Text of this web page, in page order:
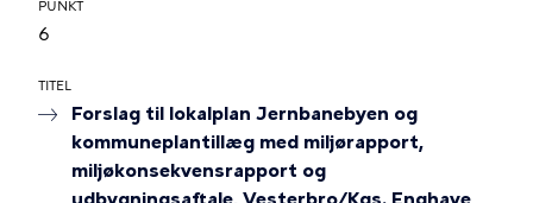
PUNKT
6
TITEL
Forslag til lokalplan Jernbanebyen og
kommuneplantillæg med miljørapport,
miljøkonsekvensrapport og